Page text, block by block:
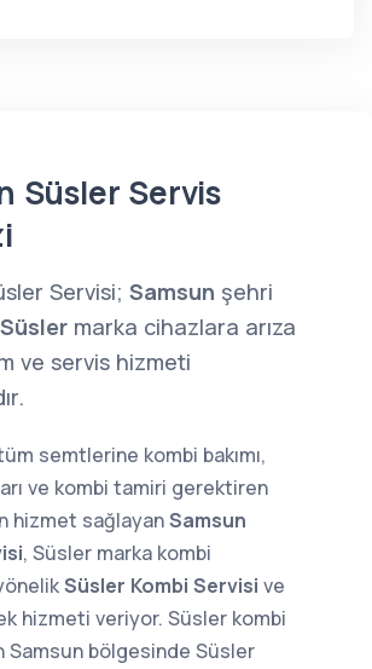
Süsler Servis
Servisi; Samsun şehri
Süsler marka cihazlara arıza
ve servis hizmeti
semtlerine kombi bakımı,
ve kombi tamiri gerektiren
hizmet sağlayanSamsun
, Süsler marka kombi
Süsler Kombi Servisi ve
hizmeti veriyor. Süsler kombi
Samsun bölgesinde Süsler